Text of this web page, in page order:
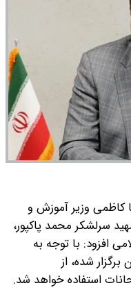
کاظمی وزیر آموزش و
سرلشکر محمد پاکپور،
افزود: با توجه به
شده، از
استفاده خواهد شد.